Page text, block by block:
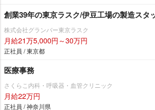
創業39年の東京ラスク/伊豆工場の製造スタ
株式会社グランバー東京ラスク
月給21万5,000円～30万円
正社員 / 東京都
医療事務
さくらこ内科・呼吸器・血管クリニック
月給22万円
正社員 / 神奈川県